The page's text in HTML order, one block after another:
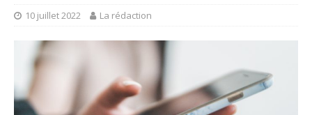
10 juillet 2022 La rédaction